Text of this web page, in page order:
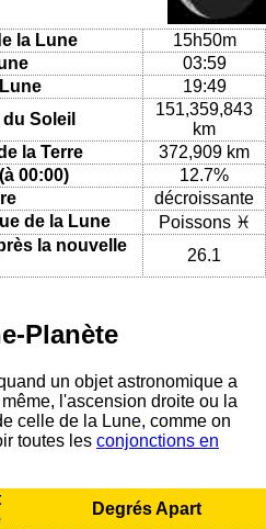
la Lune
15h50m
03:59
19:49
Soleil
151,359,843
km
la Terre
372,909 km
00:00)
12.7%
décroissante
de la Lune
Poissons ♓
la nouvelle
26.1
Planète
un objet astronomique a
l'ascension droite ou la
celle de la Lune, comme on
toutes les conjonctions en
Degrés Apart